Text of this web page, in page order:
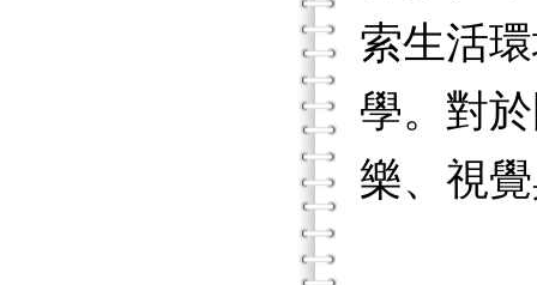
索生活
學。對
樂、視